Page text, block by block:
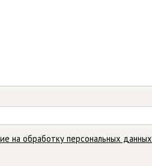
на обработку персональных данных